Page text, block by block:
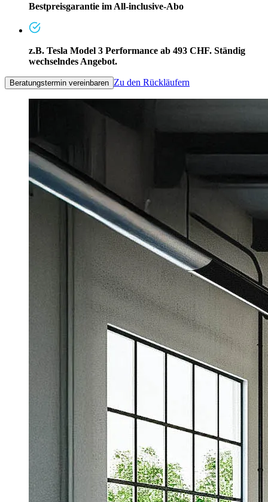
Bestpreisgarantie im All-inclusive-Abo
z.B. Tesla Model 3 Performance ab 493 CHF. Ständig
wechselndes Angebot.
Beratungstermin vereinbaren Zu den Rückläufern